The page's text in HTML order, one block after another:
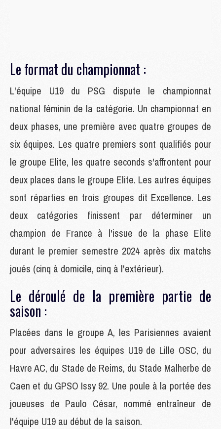
Le format du championnat :
L'équipe U19 du PSG dispute le championnat
national féminin de la catégorie. Un championnat en
deux phases, une première avec quatre groupes de
six équipes. Les quatre premiers sont qualifiés pour
le groupe Elite, les quatre seconds s'affrontent pour
deux places dans le groupe Elite. Les autres équipes
sont réparties en trois groupes dit Excellence. Les
deux catégories finissent par déterminer un
champion de France à l'issue de la phase Elite
durant le premier semestre 2024 après dix matchs
joués (cinq à domicile, cinq à l'extérieur).
Le déroulé de la première partie de
saison :
Placées dans le groupe A, les Parisiennes avaient
pour adversaires les équipes U19 de Lille OSC, du
Havre AC, du Stade de Reims, du Stade Malherbe de
Caen et du GPSO Issy 92. Une poule à la portée des
joueuses de Paulo César, nommé entraîneur de
l'équipe U19 au début de la saison.